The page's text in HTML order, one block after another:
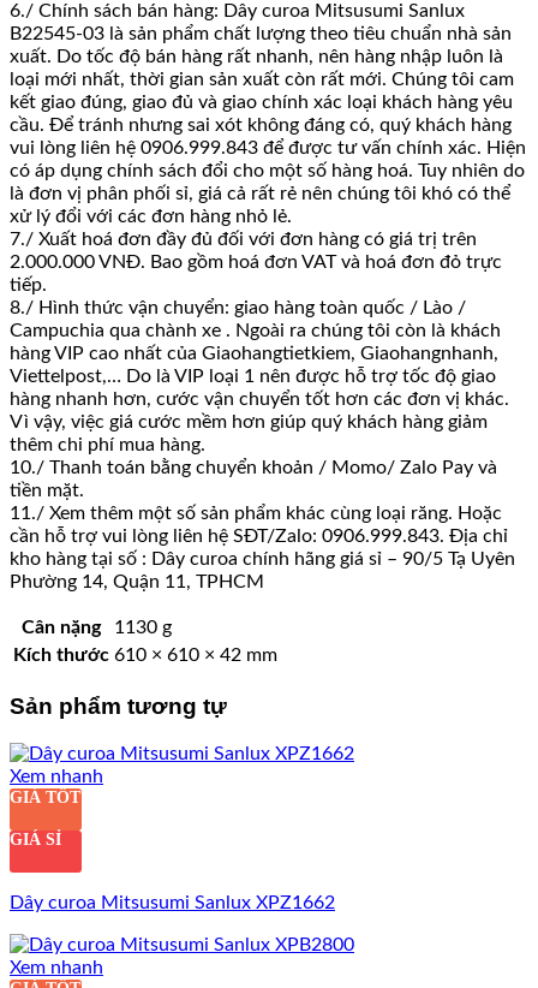
6./ Chính sách bán hàng: Dây curoa Mitsusumi Sanlux
B22545-03 là sản phẩm chất lượng theo tiêu chuẩn nhà sản
xuất. Do tốc độ bán hàng rất nhanh, nên hàng nhập luôn là
loại mới nhất, thời gian sản xuất còn rất mới. Chúng tôi cam
kết giao đúng, giao đủ và giao chính xác loại khách hàng yêu
cầu. Để tránh nhưng sai xót không đáng có, quý khách hàng
vui lòng liên hệ 0906.999.843 để được tư vấn chính xác. Hiện
có áp dụng chính sách đổi cho một số hàng hoá. Tuy nhiên do
là đơn vị phân phối sỉ, giá cả rất rẻ nên chúng tôi khó có thể
xử lý đổi với các đơn hàng nhỏ lẻ.
7./ Xuất hoá đơn đầy đủ đối với đơn hàng có giá trị trên
2.000.000 VNĐ. Bao gồm hoá đơn VAT và hoá đơn đỏ trực
tiếp.
8./ Hình thức vận chuyển: giao hàng toàn quốc / Lào /
Campuchia qua chành xe . Ngoài ra chúng tôi còn là khách
hàng VIP cao nhất của Giaohangtietkiem, Giaohangnhanh,
Viettelpost,… Do là VIP loại 1 nên được hỗ trợ tốc độ giao
hàng nhanh hơn, cước vận chuyển tốt hơn các đơn vị khác.
Vì vậy, việc giá cước mềm hơn giúp quý khách hàng giảm
thêm chi phí mua hàng.
10./ Thanh toán bằng chuyển khoản / Momo/ Zalo Pay và
tiền mặt.
11./ Xem thêm một số sản phẩm khác cùng loại răng. Hoặc
cần hỗ trợ vui lòng liên hệ SĐT/Zalo: 0906.999.843. Địa chỉ
kho hàng tại số : Dây curoa chính hãng giá sỉ – 90/5 Tạ Uyên
Phường 14, Quận 11, TPHCM
Cân nặng
1130 g
Kích thước 610 × 610 × 42 mm
Sản phẩm tương tự
Xem nhanh
GIÁ TỐT
GIÁ SỈ
Dây curoa Mitsusumi Sanlux XPZ1662
Xem nhanh